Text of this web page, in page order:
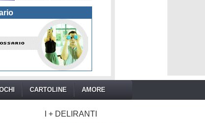
CARTOLINE AMORE
I + DELIRANTI